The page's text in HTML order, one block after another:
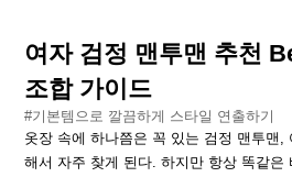
여자 검정 맨투맨 추천
조합 가이드
#기본템으로 깔끔하게 스타일 연출하기
옷장 속에 하나쯤은 꼭 있는 검정 맨투맨,
해서 자주 찾게 된다. 하지만 항상 똑같은